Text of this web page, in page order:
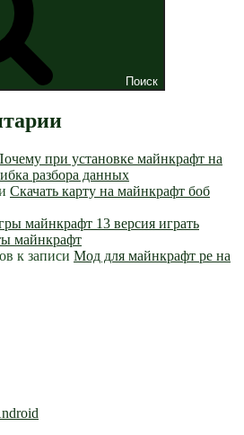
Поиск
при установке майнкрафт на
разбора данных
Скачать карту на майнкрафт боб
майнкрафт 13 версия играть
майнкрафт
к записи Мод для майнкрафт pe на